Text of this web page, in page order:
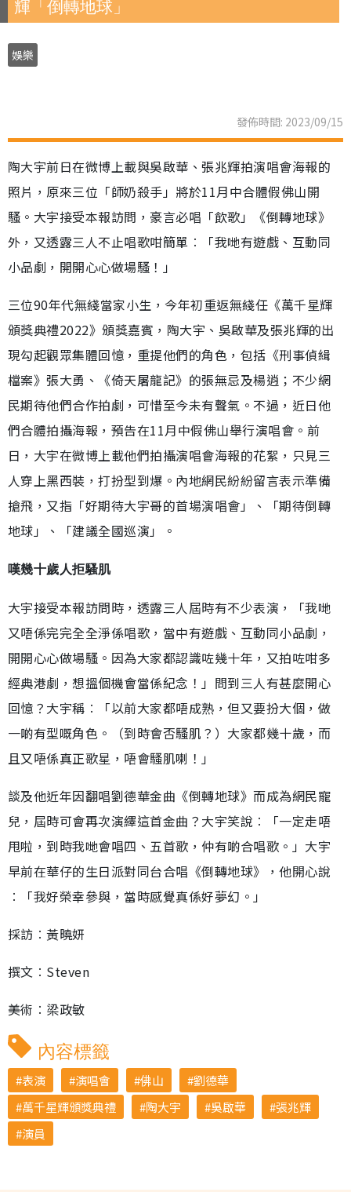
輝「倒轉地球」
娛樂
發佈時間: 2023/09/15
陶大宇前日在微博上載與吳啟華、張兆輝拍演唱會海報的
照片，原來三位「師奶殺手」將於11月中合體假佛山開
騷。大宇接受本報訪問，豪言必唱「飲歌」《倒轉地球》
外，又透露三人不止唱歌咁簡單︰「我哋有遊戲、互動同
小品劇，開開心心做場騷！」
三位90年代無綫當家小生，今年初重返無綫任《萬千星輝
頒獎典禮2022》頒獎嘉賓，陶大宇、吳啟華及張兆輝的出
現勾起觀眾集體回憶，重提他們的角色，包括《刑事偵緝
檔案》張大勇、《倚天屠龍記》的張無忌及楊逍；不少網
民期待他們合作拍劇，可惜至今未有聲氣。不過，近日他
們合體拍攝海報，預告在11月中假佛山舉行演唱會。前
日，大宇在微博上載他們拍攝演唱會海報的花絮，只見三
人穿上黑西裝，打扮型到爆。內地網民紛紛留言表示準備
搶飛，又指「好期待大宇哥的首場演唱會」、「期待倒轉
地球」、「建議全國巡演」。
嘆幾十歲人拒騷肌
大宇接受本報訪問時，透露三人屆時有不少表演，「我哋
又唔係完完全全淨係唱歌，當中有遊戲、互動同小品劇，
開開心心做場騷。因為大家都認識咗幾十年，又拍咗咁多
經典港劇，想搵個機會當係紀念！」問到三人有甚麼開心
回憶？大宇稱︰「以前大家都唔成熟，但又要扮大個，做
一啲有型嘅角色。（到時會否騷肌？）大家都幾十歲，而
且又唔係真正歌星，唔會騷肌喇！」
談及他近年因翻唱劉德華金曲《倒轉地球》而成為網民寵
兒，屆時可會再次演繹這首金曲？大宇笑說︰「一定走唔
甩啦，到時我哋會唱四、五首歌，仲有啲合唱歌。」大宇
早前在華仔的生日派對同台合唱《倒轉地球》，他開心說
︰「我好榮幸參與，當時感覺真係好夢幻。」
採訪︰黃曉妍
撰文︰Steven
美術︰梁政敏
內容標籤
表演 演唱會 佛山
劉德華
萬千星輝頒獎典禮
陶大宇 吳啟華
張兆輝
演員